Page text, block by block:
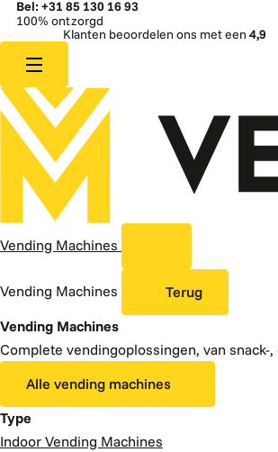
Bel: +31 85 130 16 93
100% ontzorgd
Klanten beoordelen ons met een 4,9
Vending Machines
Vending Machines
Terug
Vending Machines
Complete vendingoplossingen, van
Alle vending machines
Type
Indoor Vending Machines